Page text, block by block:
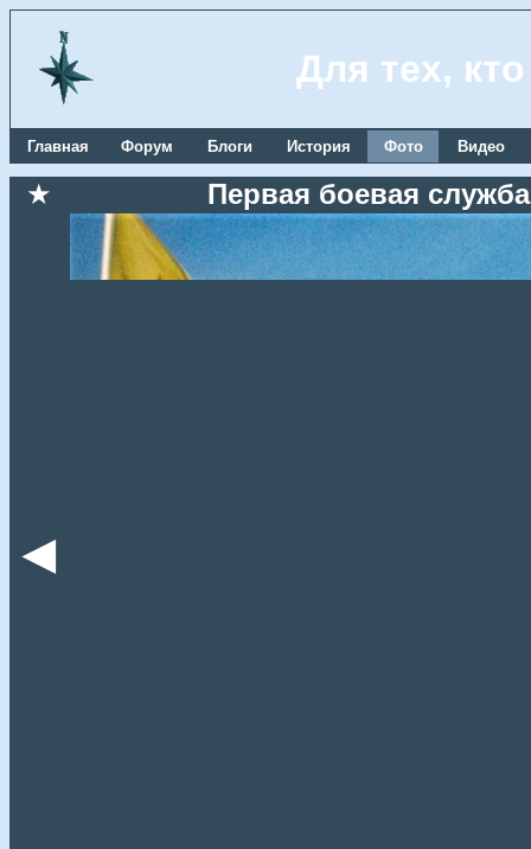
Для тех,
Главная Форум Блоги История Фото Видео
★ Первая боевая
◄